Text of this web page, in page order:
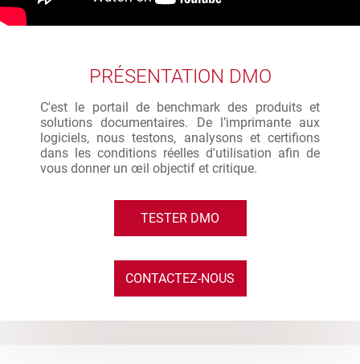
PRÉSENTATION DMO
C'est le portail de benchmark des produits et
solutions documentaires. De l’imprimante aux
logiciels, nous testons, analysons et certifions
dans les conditions réelles d'utilisation afin de
vous donner un œil objectif et critique.
TESTER DMO
CONTACTEZ-NOUS